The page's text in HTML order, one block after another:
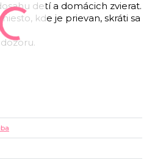
detí a domácich zvierat.
kde je prievan, skráti sa